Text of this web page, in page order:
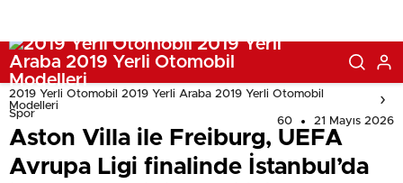
2019 Yerli Otomobil 2019 Yerli Araba 2019 Yerli Otomobil
Modelleri
Spor
60 21 Mayıs 2026
Aston Villa ile Freiburg, UEFA
Avrupa Ligi finalinde İstanbul’da